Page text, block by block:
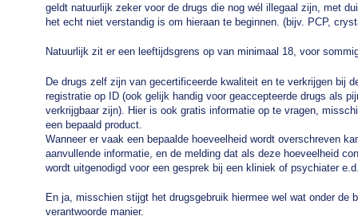
geldt natuurlijk zeker voor de drugs die nog wél illegaal zijn, met
het echt niet verstandig is om hieraan te beginnen. (bijv. PCP,
Natuurlijk zit er een leeftijdsgrens op van minimaal 18, voor
De drugs zelf zijn van gecertificeerde kwaliteit en te verkrijgen bij
registratie op ID (ook gelijk handig voor geaccepteerde drugs als
verkrijgbaar zijn). Hier is ook gratis informatie op te vragen,
een bepaald product.
Wanneer er vaak een bepaalde hoeveelheid wordt overschreven
aanvullende informatie, en de melding dat als deze hoeveelheid
wordt uitgenodigd voor een gesprek bij een kliniek of psychiater
En ja, misschien stijgt het drugsgebruik hiermee wel wat onder de
verantwoorde manier.